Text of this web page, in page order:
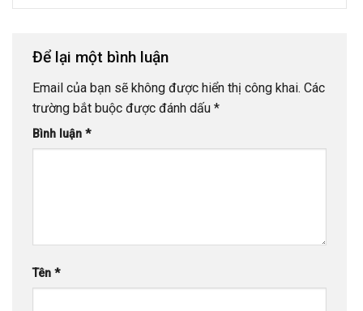
Để lại một bình luận
Email của bạn sẽ không được hiển thị công khai. Các
trường bắt buộc được đánh dấu *
Bình luận *
Tên *